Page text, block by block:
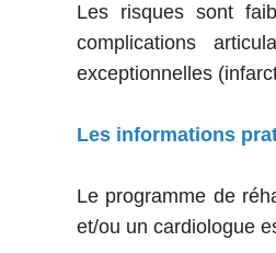
Les risques sont
complications
exceptionnelles
Les informations
Le programme de
et/ou un cardiologue